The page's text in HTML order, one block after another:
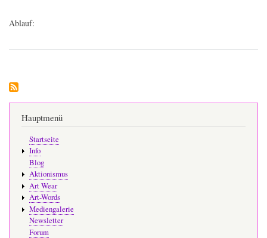
Ablauf:
Hauptmenü
Startseite
Info
Blog
Aktionismus
Art Wear
Art-Words
Mediengalerie
Newsletter
Forum